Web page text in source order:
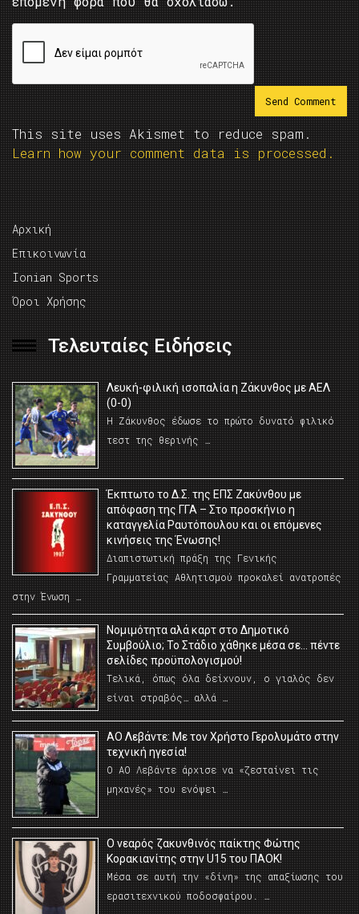
This site uses Akismet to reduce spam.
Learn how your comment data is processed.
Αρχική
Επικοινωνία
Ionian Sports
Όροι Χρήσης
Τελευταίες Ειδήσεις
Λευκή-φιλική ισοπαλία η Ζάκυνθος με ΑΕΛ
(0-0)
Η Ζάκυνθος έδωσε το πρώτο δυνατό φιλικό
τεστ της θερινής …
Έκπτωτο το Δ.Σ. της ΕΠΣ Ζακύνθου με
απόφαση της ΓΓΑ – Στο προσκήνιο η
καταγγελία Ραυτόπουλου και οι επόμενες
κινήσεις της Ένωσης!
Διαπιστωτική πράξη της Γενικής
Γραμματείας Αθλητισμού προκαλεί ανατροπές
στην Ένωση …
Νομιμότητα αλά καρτ στο Δημοτικό
Συμβούλιο; Το Στάδιο χάθηκε μέσα σε… πέντε
σελίδες προϋπολογισμού!
Τελικά, όπως όλα δείχνουν, ο γιαλός δεν
είναι στραβός… αλλά …
ΑΟ Λεβάντε: Με τον Χρήστο Γερολυμάτο στην
τεχνική ηγεσία!
Ο ΑΟ Λεβάντε άρχισε να «ζεσταίνει τις
μηχανές» του ενόψει …
O νεαρός ζακυνθινός παίκτης Φώτης
Κορακιανίτης στην U15 του ΠΑΟΚ!
Μέσα σε αυτή την «δίνη» της απαξίωσης του
ερασιτεχνικού ποδοσφαίρου. …